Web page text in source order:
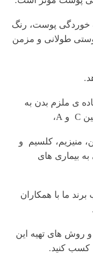
خوردگی پوست، رنگ
طولانی و مزمن
ی ملزم بدن به
منیزیم، کلسیم و
بیماری های
ما با همکاران
روش های تهیه این
کسب کنید.